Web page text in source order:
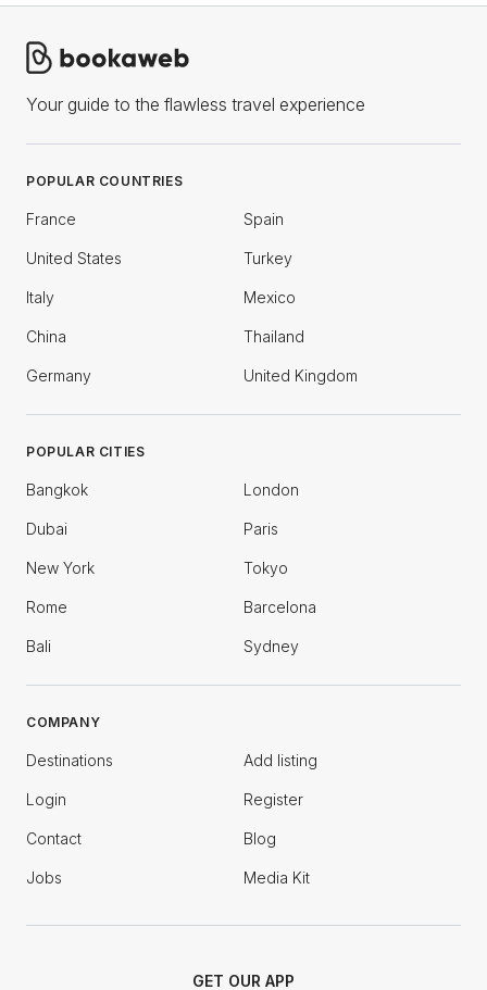
Your guide to the flawless travel experience
POPULAR COUNTRIES
France Spain
United States Turkey
Italy Mexico
China Thailand
Germany United Kingdom
POPULAR CITIES
Bangkok London
Dubai Paris
New York Tokyo
Rome Barcelona
Bali Sydney
COMPANY
Destinations Add listing
Login Register
Contact Blog
Jobs Media Kit
GET OUR APP